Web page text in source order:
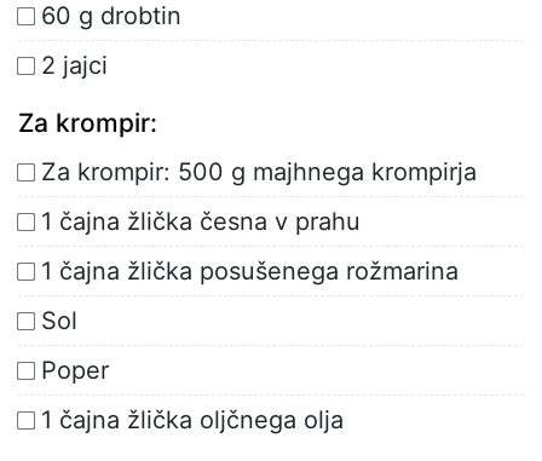
60 g drobtin
2 jajci
Za krompir:
Za krompir: 500 g majhnega krompirja
1 čajna žlička česna v prahu
1 čajna žlička posušenega rožmarina
Sol
Poper
1 čajna žlička oljčnega olja